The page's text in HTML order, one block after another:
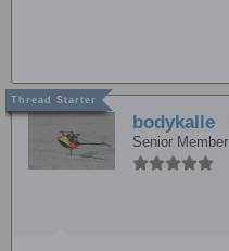
bodykalle
Senior Member